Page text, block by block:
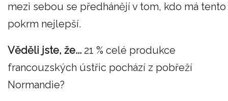
mezi sebou se předhánějí v tom, kdo má tento
pokrm nejlepší.
Věděli jste, že... 21 % celé produkce
francouzských ústřic pochází z pobřeží
Normandie?